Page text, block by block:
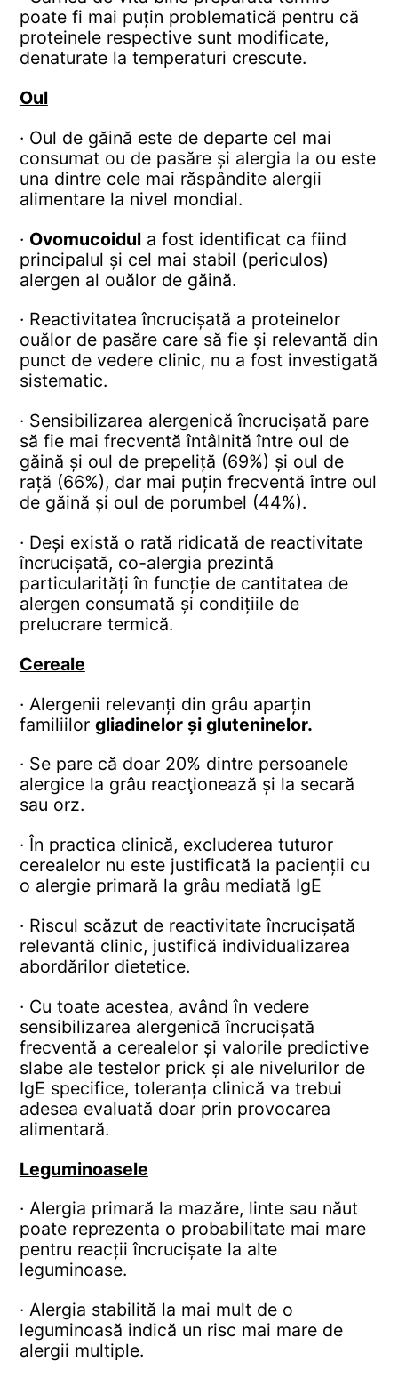
poate fi mai puțin problematică pentru că
proteinele respective sunt modificate,
denaturate la temperaturi crescute.
Oul
· Oul de găină este de departe cel mai
consumat ou de pasăre și alergia la ou este
una dintre cele mai răspândite alergii
alimentare la nivel mondial.
· Ovomucoidula fost identificat ca fiind
principalul și cel mai stabil (periculos)
alergen al ouălor de găină.
· Reactivitatea încrucișată a proteinelor
ouălor de pasăre care să fie și relevantă din
punct de vedere clinic, nu a fost investigată
sistematic.
· Sensibilizarea alergenică încrucișată pare
să fie mai frecventă întâlnită între oul de
găină și oul de prepeliță (69%) și oul de
rață (66%), dar mai puțin frecventă între oul
de găină și oul de porumbel (44%).
· Deși există o rată ridicată de reactivitate
încrucișată, co-alergia prezintă
particularități în funcție de cantitatea de
alergen consumată și condițiile de
prelucrare termică.
Cereale
· Alergenii relevanți din grâu aparțin
familiilor gliadinelor și gluteninelor.
· Se pare că doar 20% dintre persoanele
alergice la grâu reacţionează și la secară
sau orz.
· În practica clinică, excluderea tuturor
cerealelor nu este justificată la pacienții cu
o alergie primară la grâu mediată IgE
· Riscul scăzut de reactivitate încrucișată
relevantă clinic, justifică individualizarea
abordărilor dietetice.
· Cu toate acestea, având în vedere
sensibilizarea alergenică încrucișată
frecventă a cerealelor și valorile predictive
slabe ale testelor prick și ale nivelurilor de
IgE specifice, toleranța clinică va trebui
adesea evaluată doar prin provocarea
alimentară.
Leguminoasele
· Alergia primară la mazăre, linte sau năut
poate reprezenta o probabilitate mai mare
pentru reacții încrucișate la alte
leguminoase.
· Alergia stabilită la mai mult de o
leguminoasă indică un risc mai mare de
alergii multiple.